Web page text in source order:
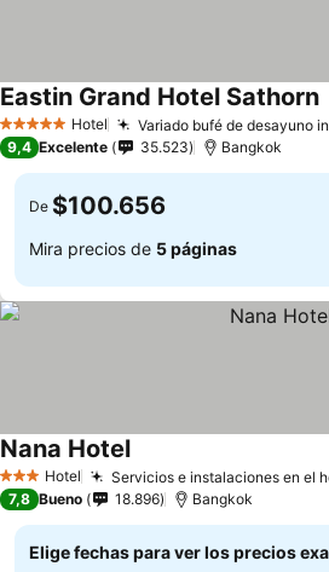
5 Estrellas Hotel Variado bufé de desayuno
Eastin Grand Hotel Sathorn
9,4 Excelente 35.523 Bangkok
De $100.656
Mira precios de 5 páginas
3 Estrellas
Hotel Servicios e instalaciones en el
Nana Hotel
7,8 Bueno 18.896 Bangkok
Elige fechas para ver los precios